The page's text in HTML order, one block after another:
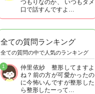
つもりなのか、 いつもタメ
口で話すんですよ…
全ての質問ランキング
全ての質問の中で人気のランキング
仲里依紗 整形してますよ
ね？前の方が可愛かったの
に今怖いんですが整形した
ら整形したーって…
1